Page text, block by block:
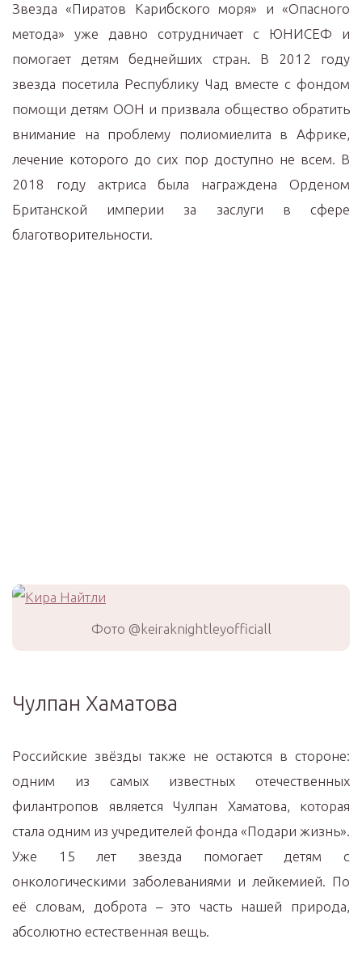
Звезда «Пиратов Карибского моря» и «Опасного
метода» уже давно сотрудничает с ЮНИСЕФ и
помогает детям беднейших стран. В 2012 году
звезда посетила Республику Чад вместе с фондом
помощи детям ООН и призвала общество обратить
внимание на проблему полиомиелита в Африке,
лечение которого до сих пор доступно не всем. В
2018 году актриса была награждена Орденом
Британской империи за заслуги в сфере
благотворительности.
Фото @keiraknightleyofficiall
Чулпан Хаматова
Российские звёзды также не остаются в стороне:
одним из самых известных отечественных
филантропов является Чулпан Хаматова, которая
стала одним из учредителей фонда «Подари жизнь».
Уже 15 лет звезда помогает детям с
онкологическими заболеваниями и лейкемией. По
её словам, доброта – это часть нашей природа,
абсолютно естественная вещь.